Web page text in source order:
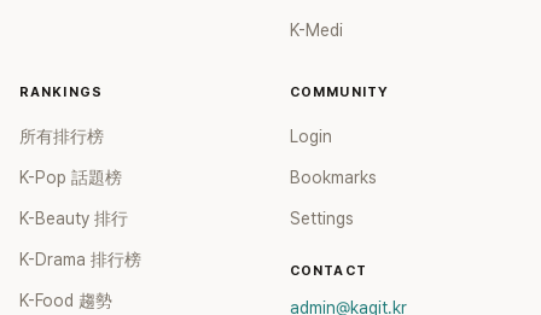
K-Medi
RANKINGS
所有排行榜
K-Pop 話題榜
K-Beauty 排行
K-Drama 排行榜
K-Food 趨勢
COMMUNITY
Login
Bookmarks
Settings
CONTACT
admin@kagit.kr